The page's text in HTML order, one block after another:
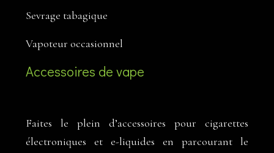
Sevrage tabagique
Vapoteur occasionnel
Accessoires de vape
Faites le plein d’accessoires pour cigarettes
électroniques et e-liquides en parcourant le